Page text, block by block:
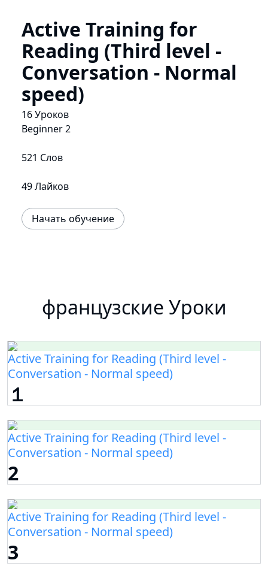
Active Training for
Reading (Third level -
Conversation - Normal
speed)
16 Уроков
Beginner 2
521 Слов
49 Лайков
Начать обучение
французские Уроки
Active Training for Reading (Third level -
Conversation - Normal speed)
１
Active Training for Reading (Third level -
Conversation - Normal speed)
2
Active Training for Reading (Third level -
Conversation - Normal speed)
3